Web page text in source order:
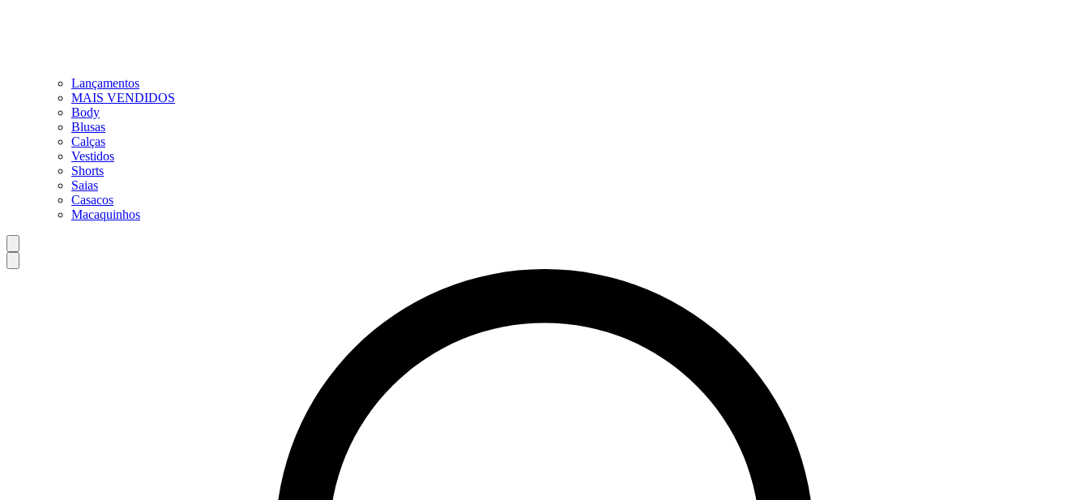
Lançamentos
MAIS VENDIDOS
Body
Blusas
Calças
Vestidos
Shorts
Saias
Casacos
Macaquinhos